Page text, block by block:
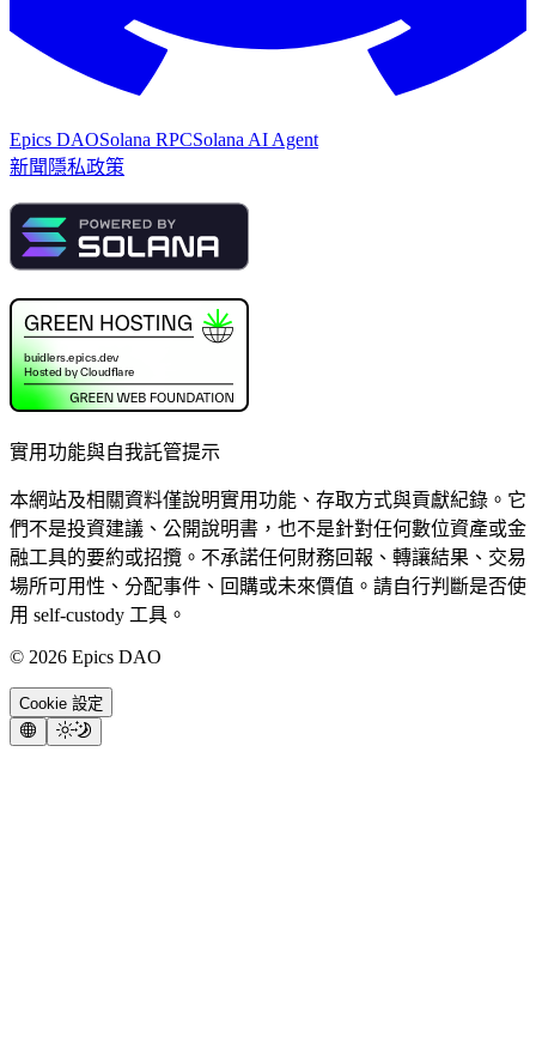
Epics DAOSolana RPCSolana AI Agent
新聞 隱私政策
實用功能與自我託管提示
本網站及相關資料僅說明實用功能、存取方式與貢獻紀錄。它
們不是投資建議、公開說明書，也不是針對任何數位資產或金
融工具的要約或招攬。不承諾任何財務回報、轉讓結果、交易
場所可用性、分配事件、回購或未來價值。請自行判斷是否使
用 self-custody 工具。
© 2026 Epics DAO
Cookie 設定